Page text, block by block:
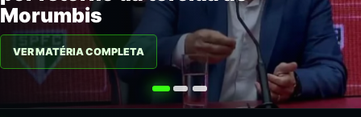
Morumbis
VER MATÉRIA COMPLETA